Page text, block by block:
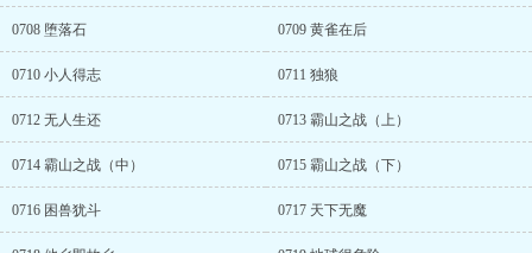
0708 堕落石 0709 黄雀在后
0710 小人得志 0711 独狼
0712 无人生还 0713 霸山之战（上）
0714 霸山之战（中） 0715 霸山之战（下）
0716 困兽犹斗 0717 天下无魔